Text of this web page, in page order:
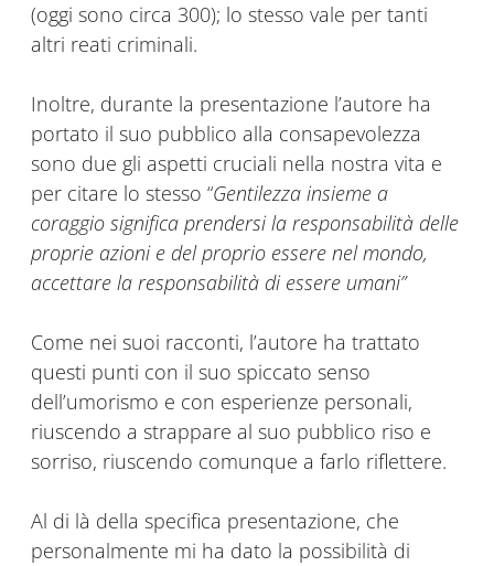
(oggi sono circa 300); lo stesso vale per tanti
altri reati criminali.
Inoltre, durante la presentazione l’autore ha
portato il suo pubblico alla consapevolezza
sono due gli aspetti cruciali nella nostra vita e
per citare lo stesso “Gentilezza insieme a
coraggio significa prendersi la responsabilità delle
proprie azioni e del proprio essere nel mondo,
accettare la responsabilità di essere umani”
Come nei suoi racconti, l’autore ha trattato
questi punti con il suo spiccato senso
dell’umorismo e con esperienze personali,
riuscendo a strappare al suo pubblico riso e
sorriso, riuscendo comunque a farlo riflettere.
Al di là della specifica presentazione, che
personalmente mi ha dato la possibilità di